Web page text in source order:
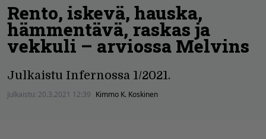
Rento, iskevä, hauska,
hämmentävä, raskas ja
vekkuli – arviossa Melvins
Julkaistu Infernossa 1/2021.
Julkaistu: 20.3.2021 12:39 Kimmo K. Koskinen